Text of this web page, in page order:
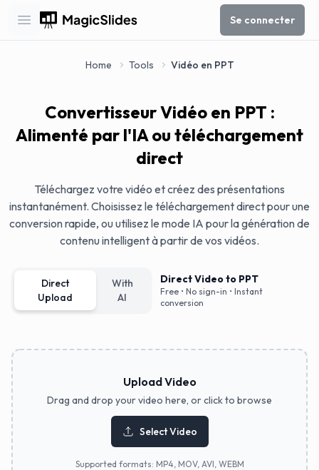
Open main menu
Se connecter
Home Tools Vidéo en PPT
Convertisseur Vidéo en PPT :
Alimenté par l'IA ou téléchargement
direct
Téléchargez votre vidéo et créez des présentations
instantanément. Choisissez le téléchargement direct pour une
conversion rapide, ou utilisez le mode IA pour la génération de
contenu intelligent à partir de vos vidéos.
Direct
Upload
With
AI
Direct Video to PPT
Free • No sign-in • Instant
conversion
Upload Video
Drag and drop your video here, or click to browse
Select Video
Supported formats: MP4, MOV, AVI, WEBM